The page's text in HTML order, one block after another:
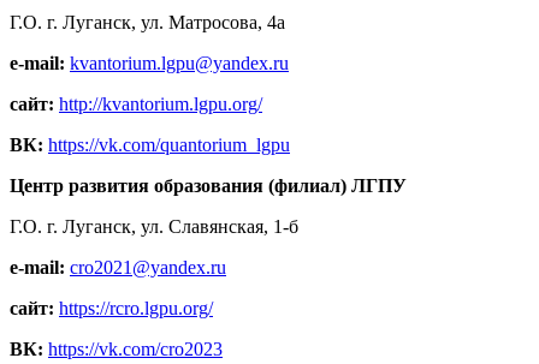
Г.О. г. Луганск, ул. Матросова, 4а
e-mail: kvantorium.lgpu@yandex.ru
сайт: http://kvantorium.lgpu.org/
ВК: https://vk.com/quantorium_lgpu
Центр развития образования (филиал) ЛГПУ
Г.О. г. Луганск, ул. Славянская, 1-б
e-mail: cro2021@yandex.ru
сайт: https://rcro.lgpu.org/
ВК: https://vk.com/cro2023